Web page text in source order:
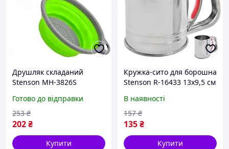
Друшляк складаний
Stenson MH-3826S
Готово до відправки
202₴
253 ₴
Купити
Кружка-сито для борошна
Stenson R-16433 13х9,5 см
В наявності
135₴
157 ₴
Купити